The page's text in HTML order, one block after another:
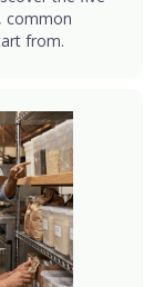
common
from.